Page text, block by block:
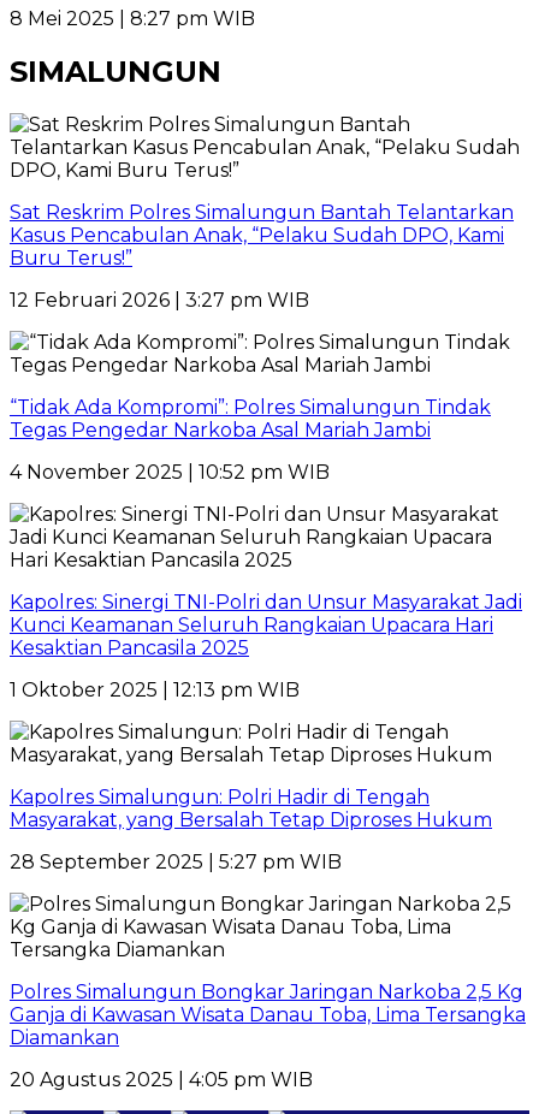
8 Mei 2025 | 8:27 pm WIB
SIMALUNGUN
Sat Reskrim Polres Simalungun Bantah Telantarkan
Kasus Pencabulan Anak, “Pelaku Sudah DPO, Kami
Buru Terus!”
12 Februari 2026 | 3:27 pm WIB
“Tidak Ada Kompromi”: Polres Simalungun Tindak
Tegas Pengedar Narkoba Asal Mariah Jambi
4 November 2025 | 10:52 pm WIB
Kapolres: Sinergi TNI-Polri dan Unsur Masyarakat Jadi
Kunci Keamanan Seluruh Rangkaian Upacara Hari
Kesaktian Pancasila 2025
1 Oktober 2025 | 12:13 pm WIB
Kapolres Simalungun: Polri Hadir di Tengah
Masyarakat, yang Bersalah Tetap Diproses Hukum
28 September 2025 | 5:27 pm WIB
Polres Simalungun Bongkar Jaringan Narkoba 2,5 Kg
Ganja di Kawasan Wisata Danau Toba, Lima Tersangka
Diamankan
20 Agustus 2025 | 4:05 pm WIB